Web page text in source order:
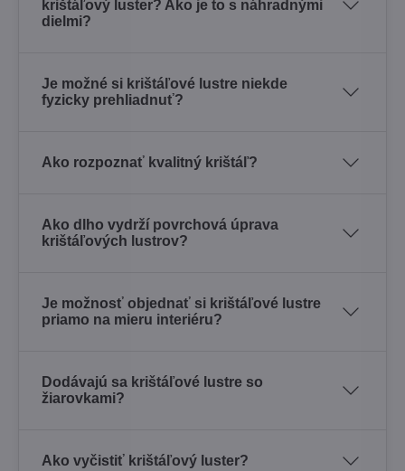
krištáľový luster? Ako je to s náhradnými
dielmi?
Je možné si krištáľové lustre niekde
fyzicky prehliadnuť?
Ako rozpoznať kvalitný krištáľ?
Ako dlho vydrží povrchová úprava
krištáľových lustrov?
Je možnosť objednať si krištáľové lustre
priamo na mieru interiéru?
Dodávajú sa krištáľové lustre so
žiarovkami?
Ako vyčistiť krištáľový luster?